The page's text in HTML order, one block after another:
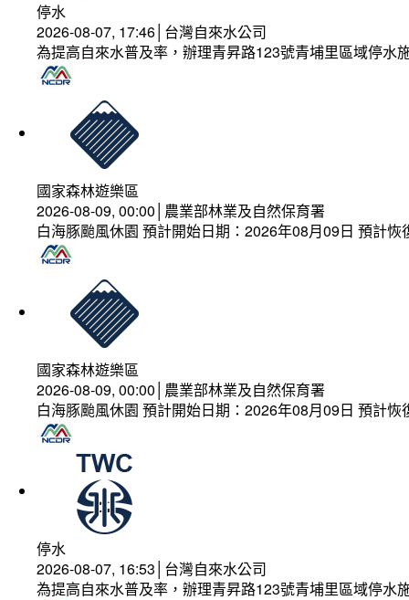
停水
2026-08-07, 17:46│台灣自來水公司
為提高自來水普及率，辦理青昇路123號青埔里區域停水
國家森林遊樂區
2026-08-09, 00:00│農業部林業及自然保育署
白海豚颱風休園 預計開始日期：2026年08月09日 預計
國家森林遊樂區
2026-08-09, 00:00│農業部林業及自然保育署
白海豚颱風休園 預計開始日期：2026年08月09日 預計
停水
2026-08-07, 16:53│台灣自來水公司
為提高自來水普及率，辦理青昇路123號青埔里區域停水